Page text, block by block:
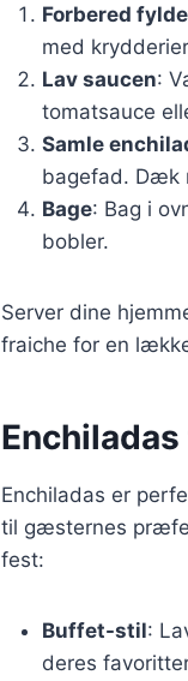
Forbered
med
Lav saucen:
tomatsauce
Samle
bagefad. Dæk
Bage: Bag i
bobler.
Server dine
fraiche for en
Enchiladas er
til gæsternes
fest:
Buffet-stil:
deres